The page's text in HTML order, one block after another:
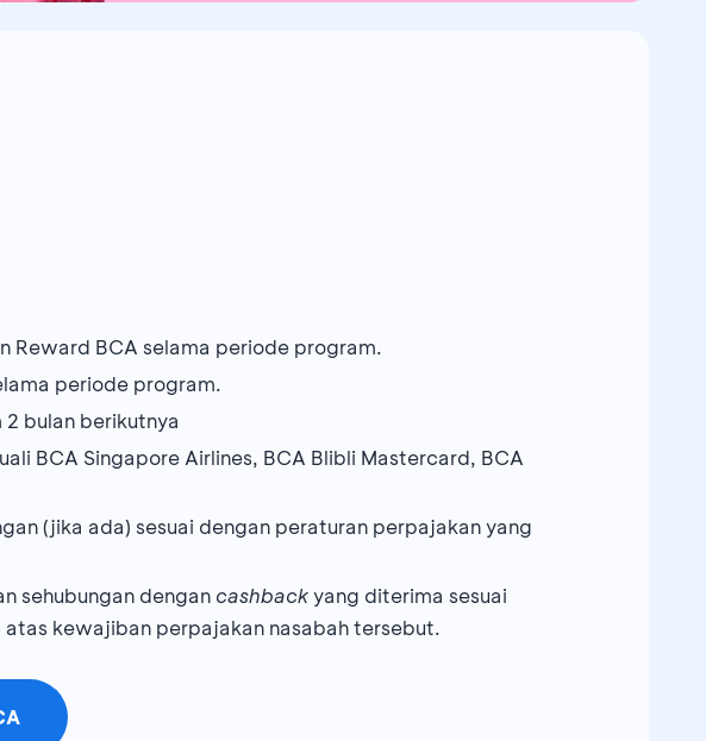
Reward BCA selama periode program.
periode program.
2 bulan berikutnya
BCA Singapore Airlines, BCA Blibli Mastercard, BCA
(jika ada) sesuai dengan peraturan perpajakan yang
sehubungan dengan cashbackyang diterima sesuai
kewajiban perpajakan nasabah tersebut.